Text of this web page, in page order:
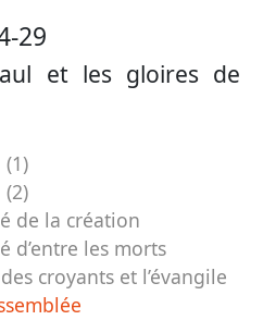
29
et les gloires de
de la création
d’entre les morts
croyants et l’évangile